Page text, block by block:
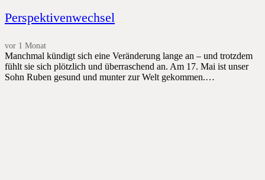
Perspektivenwechsel
vor 1 Monat
Manchmal kündigt sich eine Veränderung lange an – und trotzdem
fühlt sie sich plötzlich und überraschend an. Am 17. Mai ist unser
Sohn Ruben gesund und munter zur Welt gekommen.…